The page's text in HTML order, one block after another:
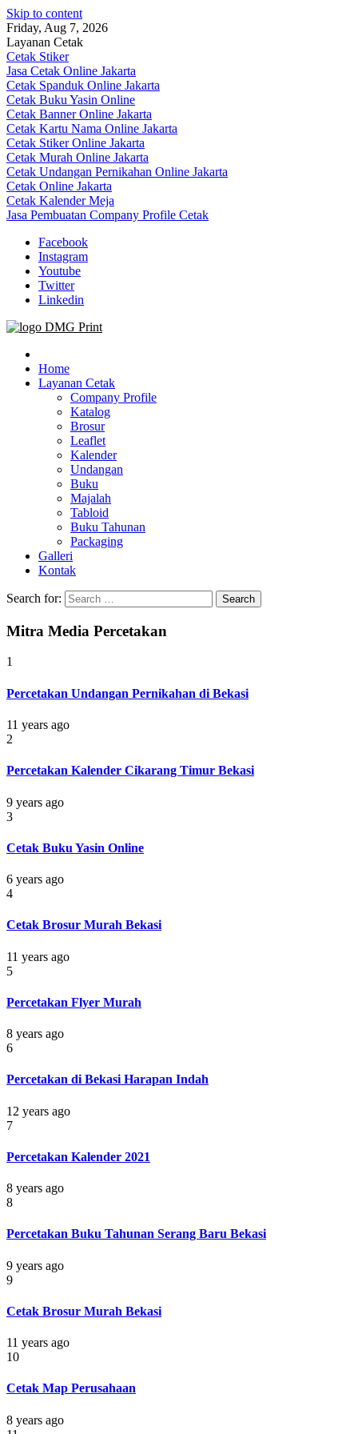
Skip to content
Friday, Aug 7, 2026
Layanan Cetak
Cetak Stiker
Jasa Cetak Online Jakarta
Cetak Spanduk Online Jakarta
Cetak Buku Yasin Online
Cetak Banner Online Jakarta
Cetak Kartu Nama Online Jakarta
Cetak Stiker Online Jakarta
Cetak Murah Online Jakarta
Cetak Undangan Pernikahan Online Jakarta
Cetak Online Jakarta
Cetak Kalender Meja
Jasa Pembuatan Company Profile Cetak
Facebook
Instagram
Youtube
Twitter
Linkedin
Jasa Cetak Online DMG Printing
Home
Layanan Cetak
Company Profile
Katalog
Brosur
Leaflet
Kalender
Undangan
Buku
Majalah
Tabloid
Buku Tahunan
Packaging
Galleri
Kontak
Search for:
Mitra Media Percetakan
1
Percetakan Undangan Pernikahan di Bekasi
11 years ago
2
Percetakan Kalender Cikarang Timur Bekasi
9 years ago
3
Cetak Buku Yasin Online
6 years ago
4
Cetak Brosur Murah Bekasi
11 years ago
5
Percetakan Flyer Murah
8 years ago
6
Percetakan di Bekasi Harapan Indah
12 years ago
7
Percetakan Kalender 2021
8 years ago
8
Percetakan Buku Tahunan Serang Baru Bekasi
9 years ago
9
Cetak Brosur Murah Bekasi
11 years ago
10
Cetak Map Perusahaan
8 years ago